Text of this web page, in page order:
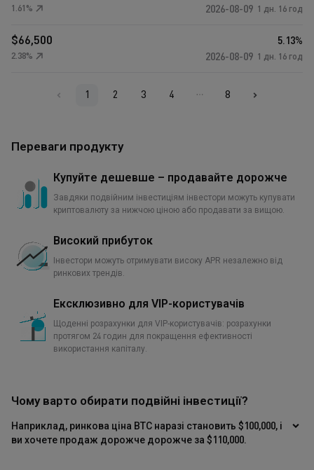
1.61 %
2026-08-09 1 дн. 16 год
$66,500
2.38%
5.13%
2026-08-09 1 дн. 16 год
1 2 3 4 8
Переваги продукту
Купуйте дешевше – продавайте дорожче
Завдяки подвійним інвестиціям інвестори можуть купувати
криптовалюту за нижчою ціною або продавати за вищою.
Високий прибуток
Інвестори можуть отримувати високу APR незалежно від
ринкових трендів.
Ексклюзивно для VIP-користувачів
Щоденні розрахунки для VIP-користувачів: розрахунки
протягом 24 годин для покращення ефективності
використання капіталу.
Чому варто обирати подвійні інвестиції?
Наприклад, ринкова ціна BTC наразі становить $100,000, і
ви хочете продаж дорожче дорожче за $110,000.